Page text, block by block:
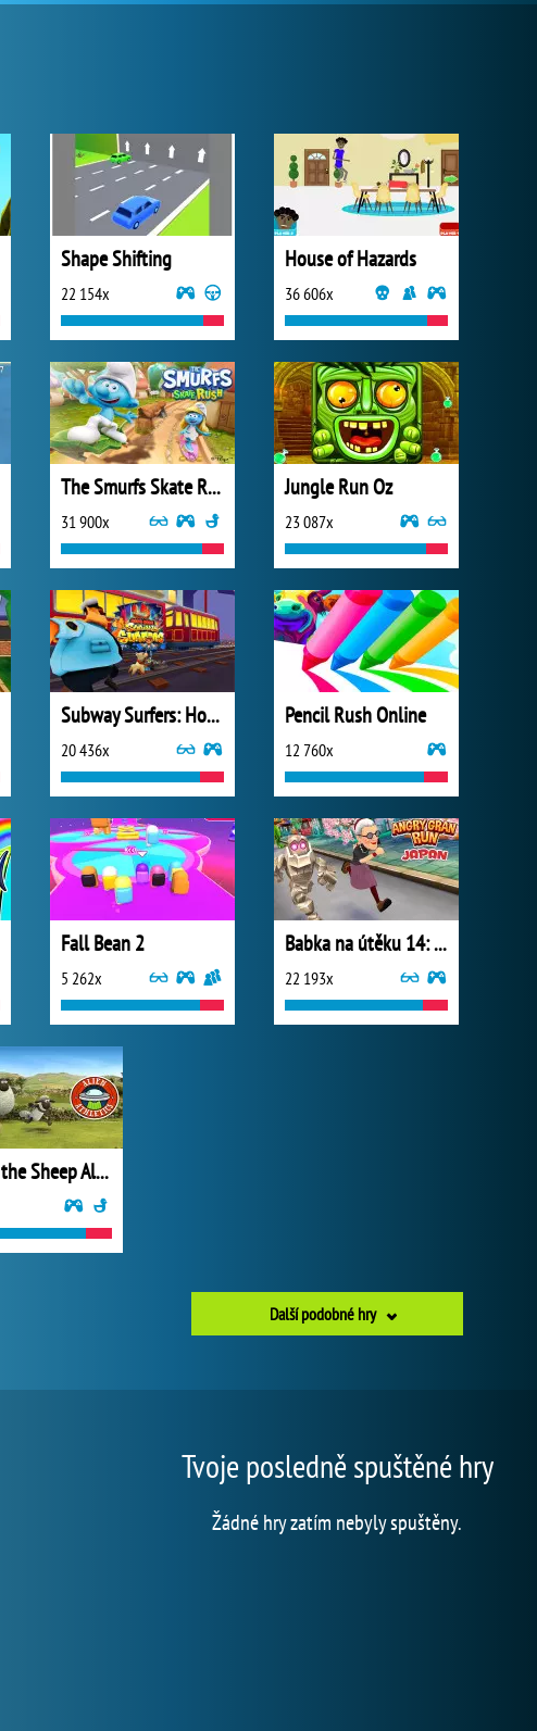
Shape Shifting
22 154x
House of Hazards
36 606x
The Smurfs Skate Rush
31 900x
Jungle Run Oz
23 087x
Subway Surfers: Hong Kong
20 436x
Pencil Rush Online
12 760x
Fall Bean 2
5 262x
Babka na útěku 14: Japonsko
22 193x
Shaun the Sheep Alien Athletics
Další podobné hry
Tvoje posledně spuštěné hry
Žádné hry zatím nebyly spuštěny.